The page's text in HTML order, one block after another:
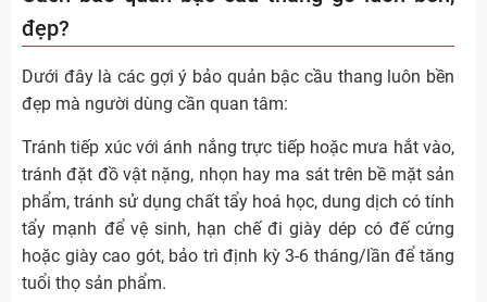
đẹp?
Dưới đây là các gợi ý bảo quản bậc cầu thang luôn bền
đẹp mà người dùng cần quan tâm:
Tránh tiếp xúc với ánh nắng trực tiếp hoặc mưa hắt vào,
tránh đặt đồ vật nặng, nhọn hay ma sát trên bề mặt sản
phẩm, tránh sử dụng chất tẩy hoá học, dung dịch có tính
tẩy mạnh để vệ sinh, hạn chế đi giày dép có đế cứng
hoặc giày cao gót, bảo trì định kỳ 3-6 tháng/lần để tăng
tuổi thọ sản phẩm.